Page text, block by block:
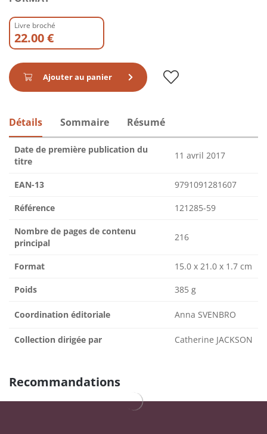
Livre broché
22.00 €
Ajouter au panier
Détails Sommaire Résumé
Date de première publication du
titre
11 avril 2017
EAN-13 9791091281607
Référence 121285-59
Nombre de pages de contenu
principal
216
Format 15.0 x 21.0 x 1.7 cm
Poids 385 g
Coordination éditoriale Anna SVENBRO
Collection dirigée par Catherine JACKSON
Recommandations